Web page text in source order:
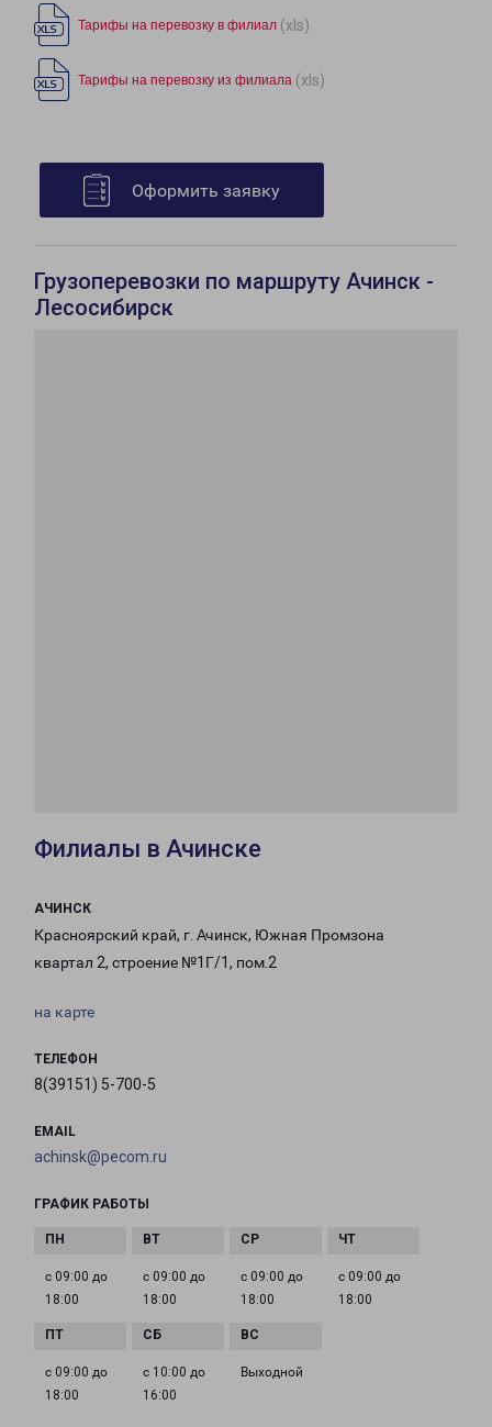
Тарифы на перевозку в филиал (xls)
Тарифы на перевозку из филиала (xls)
Оформить заявку
Грузоперевозки по маршруту Ачинск -
Лесосибирск
Филиалы в Ачинске
АЧИНСК
Красноярский край, г. Ачинск, Южная Промзона
квартал 2, строение №1Г/1, пом.2
на карте
ТЕЛЕФОН
8(39151) 5-700-5
EMAIL
achinsk@pecom.ru
ГРАФИК РАБОТЫ
с 09:00 до
18:00
с 09:00 до
18:00
с 09:00 до
18:00
с 09:00 до
18:00
с 09:00 до
18:00
с 10:00 до
16:00
Выходной